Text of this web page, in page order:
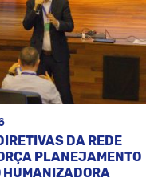
DA REDE
PLANEJAMENTO
HUMANIZADORA